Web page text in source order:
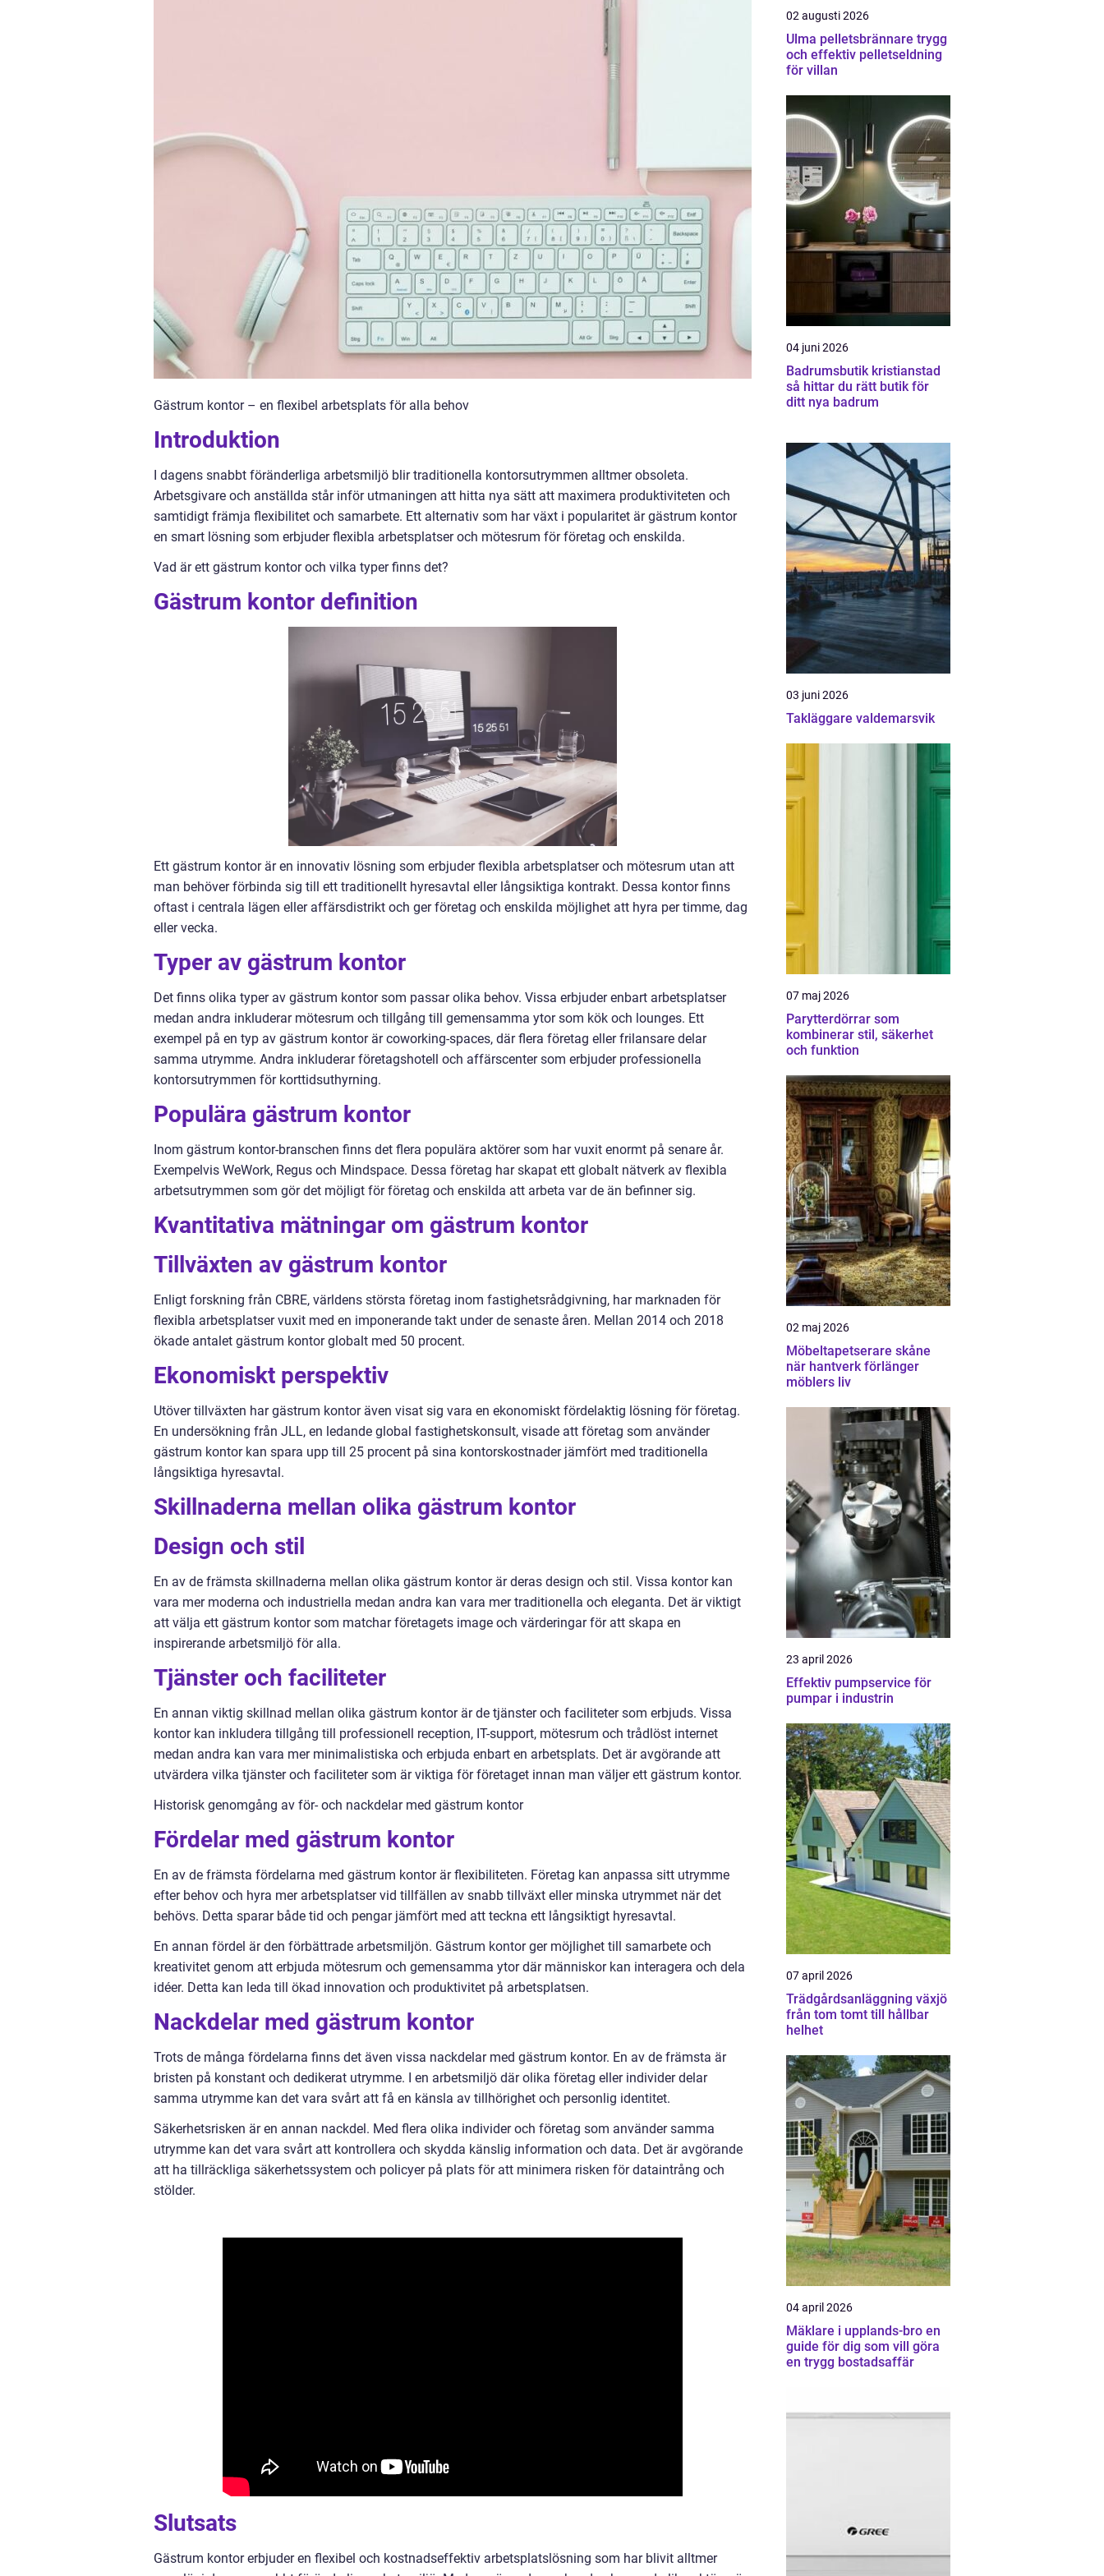
Gästrum kontor – en flexibel arbetsplats för alla behov
Introduktion
I dagens snabbt föränderliga arbetsmiljö blir traditionella kontorsutrymmen alltmer obsoleta.
Arbetsgivare och anställda står inför utmaningen att hitta nya sätt att maximera produktiviteten och
samtidigt främja flexibilitet och samarbete. Ett alternativ som har växt i popularitet är gästrum kontor
en smart lösning som erbjuder flexibla arbetsplatser och mötesrum för företag och enskilda.
Vad är ett gästrum kontor och vilka typer finns det?
Gästrum kontor definition
Ett gästrum kontor är en innovativ lösning som erbjuder flexibla arbetsplatser och mötesrum utan att
man behöver förbinda sig till ett traditionellt hyresavtal eller långsiktiga kontrakt. Dessa kontor finns
oftast i centrala lägen eller affärsdistrikt och ger företag och enskilda möjlighet att hyra per timme, dag
eller vecka.
Typer av gästrum kontor
Det finns olika typer av gästrum kontor som passar olika behov. Vissa erbjuder enbart arbetsplatser
medan andra inkluderar mötesrum och tillgång till gemensamma ytor som kök och lounges. Ett
exempel på en typ av gästrum kontor är coworking-spaces, där flera företag eller frilansare delar
samma utrymme. Andra inkluderar företagshotell och affärscenter som erbjuder professionella
kontorsutrymmen för korttidsuthyrning.
Populära gästrum kontor
Inom gästrum kontor-branschen finns det flera populära aktörer som har vuxit enormt på senare år.
Exempelvis WeWork, Regus och Mindspace. Dessa företag har skapat ett globalt nätverk av flexibla
arbetsutrymmen som gör det möjligt för företag och enskilda att arbeta var de än befinner sig.
Kvantitativa mätningar om gästrum kontor
Tillväxten av gästrum kontor
Enligt forskning från CBRE, världens största företag inom fastighetsrådgivning, har marknaden för
flexibla arbetsplatser vuxit med en imponerande takt under de senaste åren. Mellan 2014 och 2018
ökade antalet gästrum kontor globalt med 50 procent.
Ekonomiskt perspektiv
Utöver tillväxten har gästrum kontor även visat sig vara en ekonomiskt fördelaktig lösning för företag.
En undersökning från JLL, en ledande global fastighetskonsult, visade att företag som använder
gästrum kontor kan spara upp till 25 procent på sina kontorskostnader jämfört med traditionella
långsiktiga hyresavtal.
Skillnaderna mellan olika gästrum kontor
Design och stil
En av de främsta skillnaderna mellan olika gästrum kontor är deras design och stil. Vissa kontor kan
vara mer moderna och industriella medan andra kan vara mer traditionella och eleganta. Det är viktigt
att välja ett gästrum kontor som matchar företagets image och värderingar för att skapa en
inspirerande arbetsmiljö för alla.
Tjänster och faciliteter
En annan viktig skillnad mellan olika gästrum kontor är de tjänster och faciliteter som erbjuds. Vissa
kontor kan inkludera tillgång till professionell reception, IT-support, mötesrum och trådlöst internet
medan andra kan vara mer minimalistiska och erbjuda enbart en arbetsplats. Det är avgörande att
utvärdera vilka tjänster och faciliteter som är viktiga för företaget innan man väljer ett gästrum kontor.
Historisk genomgång av för- och nackdelar med gästrum kontor
Fördelar med gästrum kontor
En av de främsta fördelarna med gästrum kontor är flexibiliteten. Företag kan anpassa sitt utrymme
efter behov och hyra mer arbetsplatser vid tillfällen av snabb tillväxt eller minska utrymmet när det
behövs. Detta sparar både tid och pengar jämfört med att teckna ett långsiktigt hyresavtal.
En annan fördel är den förbättrade arbetsmiljön. Gästrum kontor ger möjlighet till samarbete och
kreativitet genom att erbjuda mötesrum och gemensamma ytor där människor kan interagera och dela
idéer. Detta kan leda till ökad innovation och produktivitet på arbetsplatsen.
Nackdelar med gästrum kontor
Trots de många fördelarna finns det även vissa nackdelar med gästrum kontor. En av de främsta är
bristen på konstant och dedikerat utrymme. I en arbetsmiljö där olika företag eller individer delar
samma utrymme kan det vara svårt att få en känsla av tillhörighet och personlig identitet.
Säkerhetsrisken är en annan nackdel. Med flera olika individer och företag som använder samma
utrymme kan det vara svårt att kontrollera och skydda känslig information och data. Det är avgörande
att ha tillräckliga säkerhetssystem och policyer på plats för att minimera risken för dataintrång och
stölder.
Slutsats
Gästrum kontor erbjuder en flexibel och kostnadseffektiv arbetsplatslösning som har blivit alltmer
02 augusti 2026
Ulma pelletsbrännare trygg
och effektiv pelletseldning
för villan
04 juni 2026
Badrumsbutik kristianstad
så hittar du rätt butik för
ditt nya badrum
03 juni 2026
Takläggare valdemarsvik
07 maj 2026
Parytterdörrar som
kombinerar stil, säkerhet
och funktion
02 maj 2026
Möbeltapetserare skåne
när hantverk förlänger
möblers liv
23 april 2026
Effektiv pumpservice för
pumpar i industrin
07 april 2026
Trädgårdsanläggning växjö
från tom tomt till hållbar
helhet
04 april 2026
Mäklare i upplands-bro en
guide för dig som vill göra
en trygg bostadsaffär